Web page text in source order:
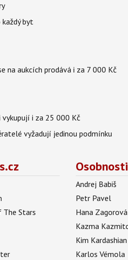
byt
na aukcích prodává i za 7 000 Kč
i za 25 000 Kč
vyžadují jedinou podmínku
The Stars
Andrej Babiš
Petr Pavel
Hana Zagorová
Kazma
Kim Kardashian
Karlos Vémola